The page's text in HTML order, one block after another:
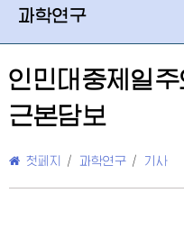
과학연구
인민대중제일
근본담보
첫페지 / 과학연구 / 기사